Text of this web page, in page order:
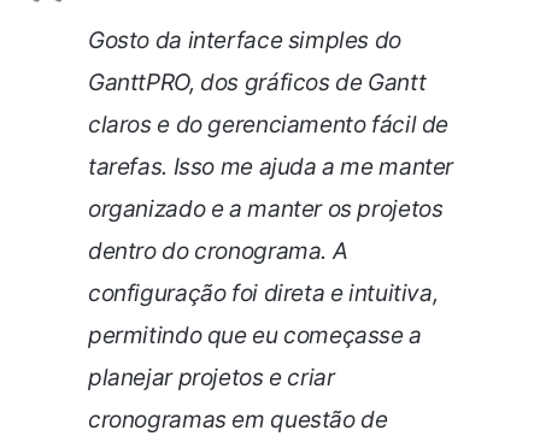
Gosto da interface simples do
GanttPRO, dos gráficos de Gantt
claros e do gerenciamento fácil de
tarefas. Isso me ajuda a me manter
organizado e a manter os projetos
dentro do cronograma. A
configuração foi direta e intuitiva,
permitindo que eu começasse a
planejar projetos e criar
cronogramas em questão de